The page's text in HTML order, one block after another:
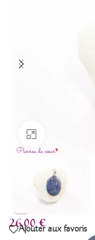
26,00€
Ajouter aux favoris